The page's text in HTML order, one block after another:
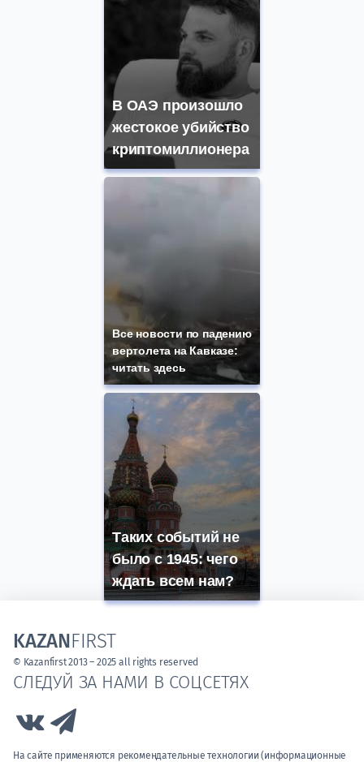
В ОАЭ произошло
жестокое убийство
криптомиллионера
Все новости по падению
вертолета на Кавказе:
читать здесь
Таких событий не
было с 1945: чего
ждать всем нам?
СЛЕДУЙ ЗА НАМИ В СОЦСЕТЯХ
Link to Vk
На сайте применяются рекомендательные технологии (информационные
KAZANFIRST
© Kazanfirst 2013 – 2025 all rights reserved